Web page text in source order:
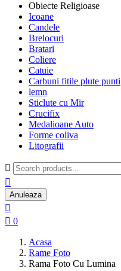
Obiecte Religioase
Icoane
Candele
Brelocuri
Bratari
Coliere
Catuie
Carbuni fitile plute punti
lemn
Sticlute cu Mir
Crucifix
Medalioane Auto
Forme coliva
Litografii


Anuleaza

 0
Acasa
Rame Foto
Rama Foto Cu Lumina